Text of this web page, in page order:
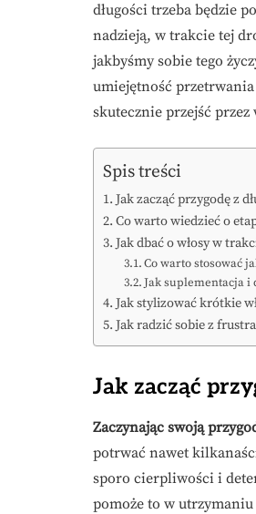
długości trzeba będzie
nadzieją, w trakcie tej
jakbyśmy sobie tego
umiejętność
skutecznie przejść przez
Spis treści
Jak zacząć przygodę z
Co warto wiedzieć o
Jak dbać o włosy w
Co warto stosować
Jak suplementacja i
Jak stylizować krótkie
Jak radzić sobie z
Jak zacząć
Zaczynając swoją
potrwać nawet
sporo cierpliwości i
pomoże to w